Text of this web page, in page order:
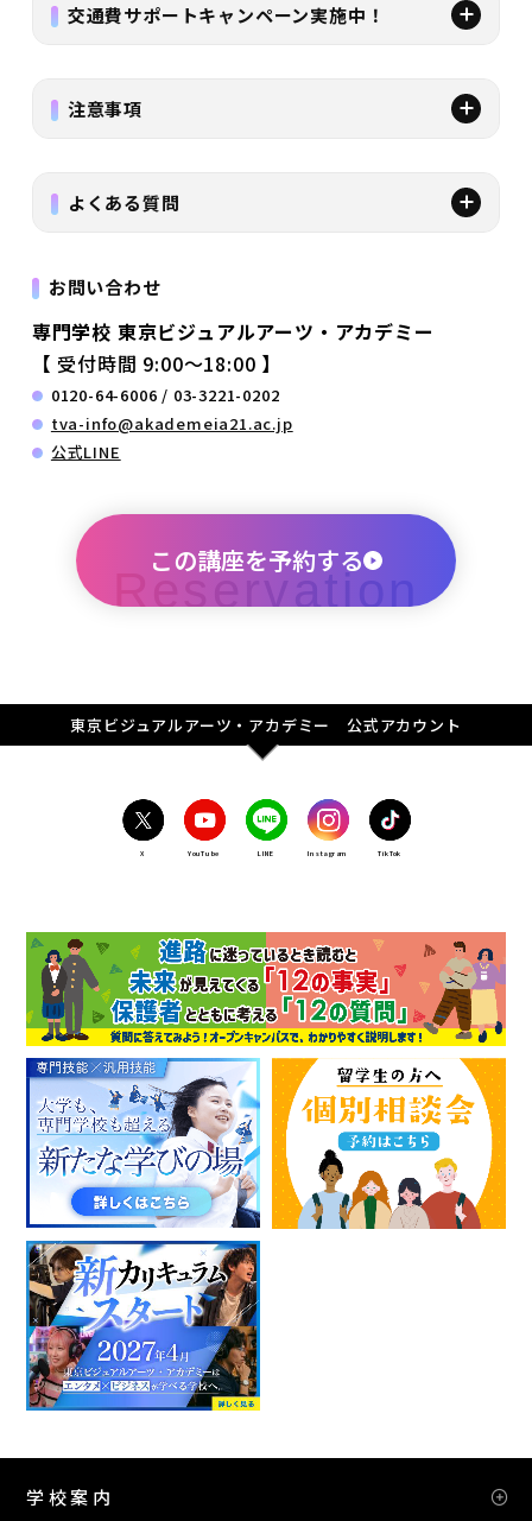
交通費サポートキャンペーン実施中！
注意事項
よくある質問
お問い合わせ
専門学校 東京ビジュアルアーツ・アカデミー
【 受付時間 9:00～18:00 】
0120-64-6006 / 03-3221-0202
tva-info@akademeia21.ac.jp
公式LINE
この講座を予約する
東京ビジュアルアーツ・アカデミー 公式アカウント
X YouTube LINE Instagram TikTok
学校案内